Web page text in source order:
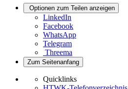
Optionen zum Teilen anzeigen
LinkedIn
Facebook
WhatsApp
Telegram
Threema
Zum Seitenanfang
Quicklinks